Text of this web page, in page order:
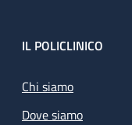
Footer
IL POLICLINICO
Chi siamo
Dove siamo